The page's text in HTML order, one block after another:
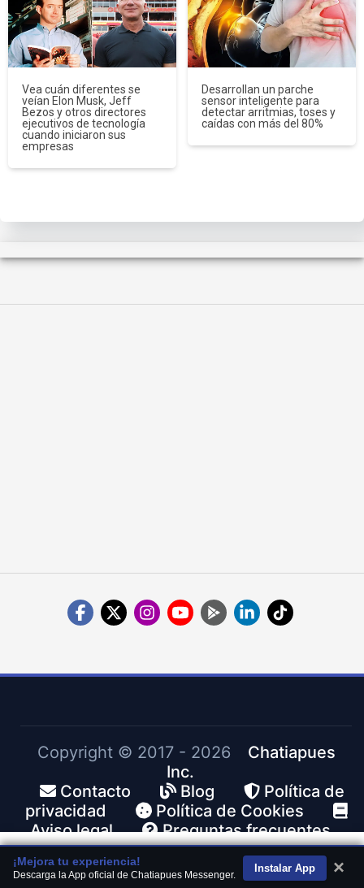
¡Mejora tu experiencia!
Descarga la App oficial de Chatiapues Messenger.
Instalar App ×
Inicio Chats Buscar Noticias
Vea cuán diferentes se
veían Elon Musk, Jeff
Bezos y otros directores
ejecutivos de tecnología
cuando iniciaron sus
empresas
Desarrollan un parche
sensor inteligente para
detectar arritmias, toses y
caídas con más del 80%
Copyright © 2017 - 2026
Chatiapues
Inc.
Contacto
Blog
Política de
privacidad
Política de Cookies
Aviso legal
Preguntas frecuentes